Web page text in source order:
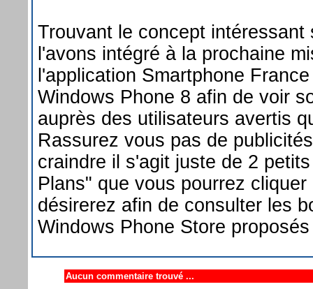
Trouvant le concept intéressant
l'avons intégré à la prochaine
l'application Smartphone
Windows Phone 8 afin de voir
auprès des utilisateurs avertis
Rassurez vous pas de
craindre il s'agit juste de 2
Plans" que vous pourrez
désirerez afin de consulter les
Windows Phone Store
Aucun commentaire trouvé ...